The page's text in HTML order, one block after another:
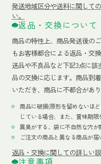
発送地域区分や送料に関して
い。
返品・交換について
商品の特性上、商品発送後の
もお客様都合による返品・交
送品や不良品など下記3点に
品の交換に応じます。商品到
いただき、商品に不都合があ
商品に破損(原形を留めないほ
じている場合、また、賞味期
異臭がする、袋に不自然な穴が
ご注文の商品と異なる商品が届
返品・交換に関しての詳しい
注意事項